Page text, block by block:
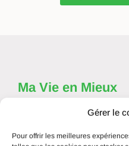
Gérer le
Pour offrir les meilleures
Ma Vie en Mieux
cliniciens, coachs et